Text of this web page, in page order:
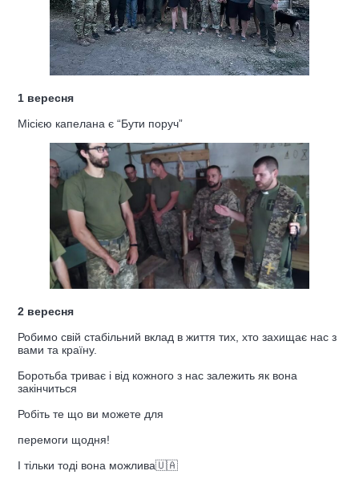
1 вересня
Місією капелана є “Бути поруч”
2 вересня
Робимо свій стабільний вклад в життя тих, хто захищає нас з
вами та країну.
Боротьба триває і від кожного з нас залежить як вона
закінчиться
Робіть те що ви можете для
перемоги щодня!
І тільки тоді вона можлива🇺🇦